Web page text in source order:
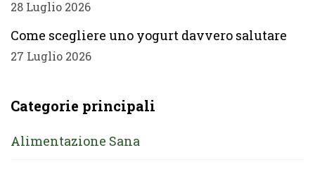
28 Luglio 2026
Come scegliere uno yogurt davvero salutare
27 Luglio 2026
Categorie principali
Alimentazione Sana